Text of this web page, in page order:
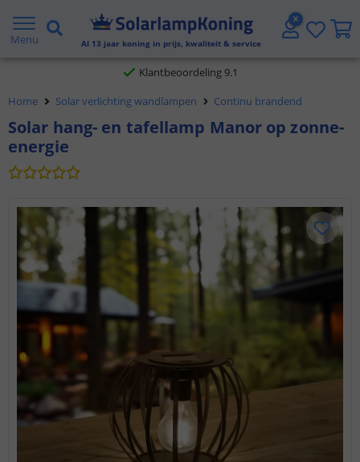
Menu Al 13 jaar koning in prijs, kwaliteit & service
Gratis verzending vanaf € 20,- NL en BE
Klantbeoordeling 9.1
Voor 23:45 uur besteld, morgen in huis
Home Solar verlichting wandlampen Continu brandend
Solar hang- en tafellamp Manor op zonne-
energie